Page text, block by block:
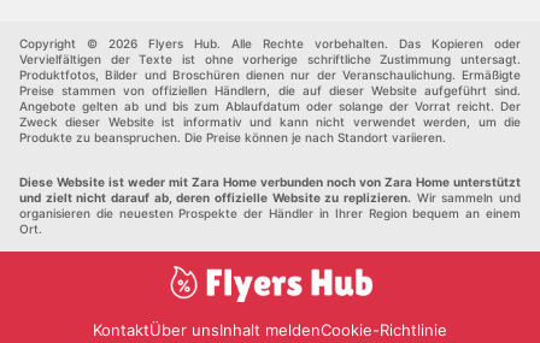
Copyright © 2026 Flyers Hub. Alle Rechte vorbehalten. Das Kopieren oder
Vervielfältigen der Texte ist ohne vorherige schriftliche Zustimmung untersagt.
Produktfotos, Bilder und Broschüren dienen nur der Veranschaulichung. Ermäßigte
Preise stammen von offiziellen Händlern, die auf dieser Website aufgeführt sind.
Angebote gelten ab und bis zum Ablaufdatum oder solange der Vorrat reicht. Der
Zweck dieser Website ist informativ und kann nicht verwendet werden, um die
Produkte zu beanspruchen. Die Preise können je nach Standort variieren.
Diese Website ist weder mit Zara Home verbunden noch von Zara Home unterstützt
und zielt nicht darauf ab, deren offizielle Website zu replizieren. Wir sammeln und
organisieren die neuesten Prospekte der Händler in Ihrer Region bequem an einem
Ort.
KontaktÜber unsInhalt meldenCookie-Richtlinie